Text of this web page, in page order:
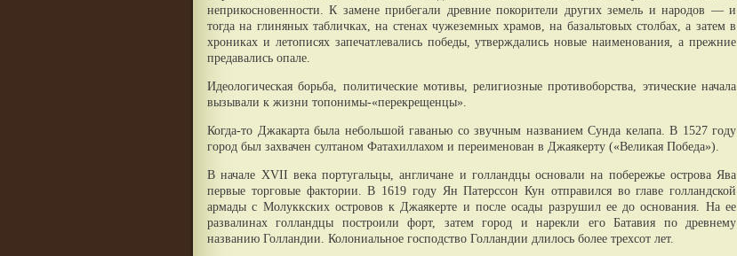
неприкосновенности. К замене прибегали древние покорители других земель и народов — и
тогда на глиняных табличках, на стенах чужеземных храмов, на базальтовых столбах, а затем в
хрониках и летописях запечатлевались победы, утверждались новые наименования, а прежние
предавались опале.
Идеологическая борьба, политические мотивы, религиозные противоборства, этические начала
вызывали к жизни топонимы-«перекрещенцы».
Когда-то Джакарта была небольшой гаванью со звучным названием Сунда келапа. В 1527 году
город был захвачен султаном Фатахиллахом и переименован в Джаякерту («Великая Победа»).
В начале XVII века португальцы, англичане и голландцы основали на побережье острова Ява
первые торговые фактории. В 1619 году Ян Патерссон Кун отправился во главе голландской
армады с Молуккских островов к Джаякерте и после осады разрушил ее до основания. На ее
развалинах голландцы построили форт, затем город и нарекли его Батавия по древнему
названию Голландии. Колониальное господство Голландии длилось более трехсот лет.